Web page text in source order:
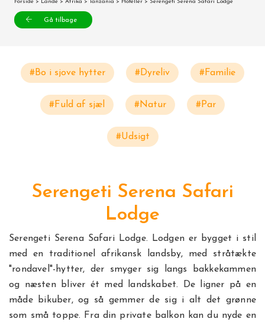
Forside > Lande > Afrika > Tanzania > Hoteller > Serengeti Serena Safari Lodge
Gå tilbage
#Bo i sjove hytter #Dyreliv #Familie
#Fuld af sjæl #Natur #Par
#Udsigt
Serengeti Serena Safari
Lodge
Serengeti Serena Safari Lodge. Lodgen er bygget i stil
med en traditionel afrikansk landsby, med stråtækte
"rondavel"-hytter, der smyger sig langs bakkekammen
og næsten bliver ét med landskabet. De ligner på en
måde bikuber, og så gemmer de sig i alt det grønne
som små toppe. Fra din private balkon kan du nyde en